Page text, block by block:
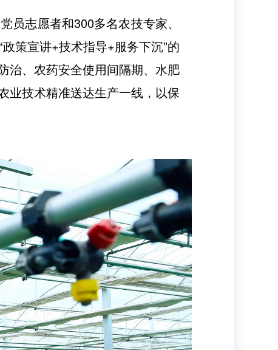
志愿者和300多名农技专家、
策宣讲+技术指导+服务下沉”‌的
治、农药安全使用间隔期、水肥
业技术精准送达生产一线，以保